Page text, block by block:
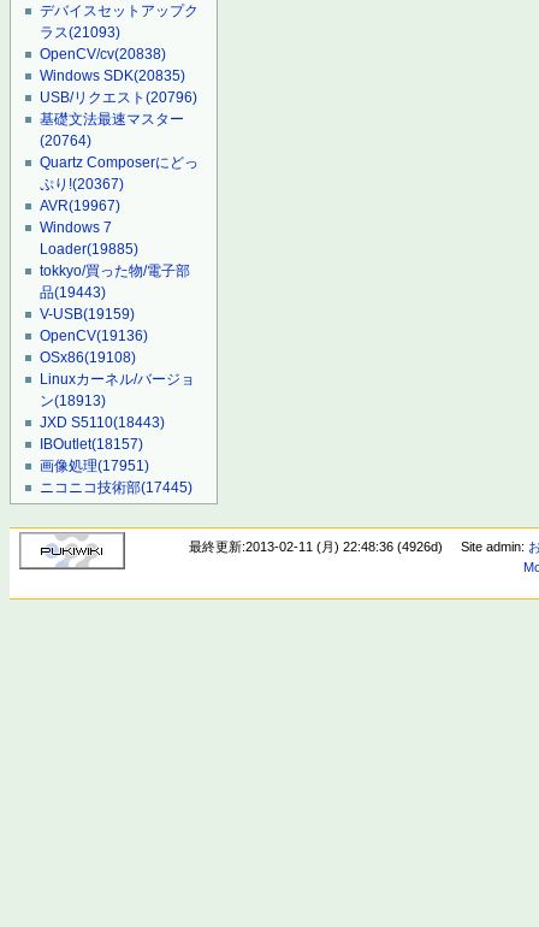
デバイスセットアップク
ラス(21093)
OpenCV/cv(20838)
Windows SDK(20835)
USB/リクエスト(20796)
基礎文法最速マスター
(20764)
Quartz Composerにどっ
ぷり!(20367)
AVR(19967)
Windows 7
Loader(19885)
tokkyo/買った物/電子部
品(19443)
V-USB(19159)
OpenCV(19136)
OSx86(19108)
Linuxカーネル/バージョ
ン(18913)
JXD S5110(18443)
IBOutlet(18157)
画像処理(17951)
ニコニコ技術部(17445)
最終更新:2013-02-11 (月) 22:48:36 (4926d) Site admin: